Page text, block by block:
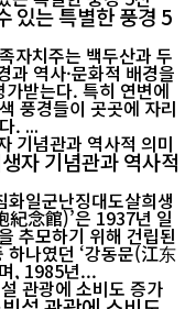
있는 특별한 풍경 5
자치주는 백두산과 두
과 역사·문화적 배경을
받는다. 특히 연변에
풍경들이 곳곳에 자리
해 있어 국내외 관광객들의 발길을 끌고 있다. ...
자 기념관과 역사적
일군난징대도살희생
念館)’은 1937년 일
추모하기 위해 건립된
하나였던 ‘강동문(江东
, 1985년...